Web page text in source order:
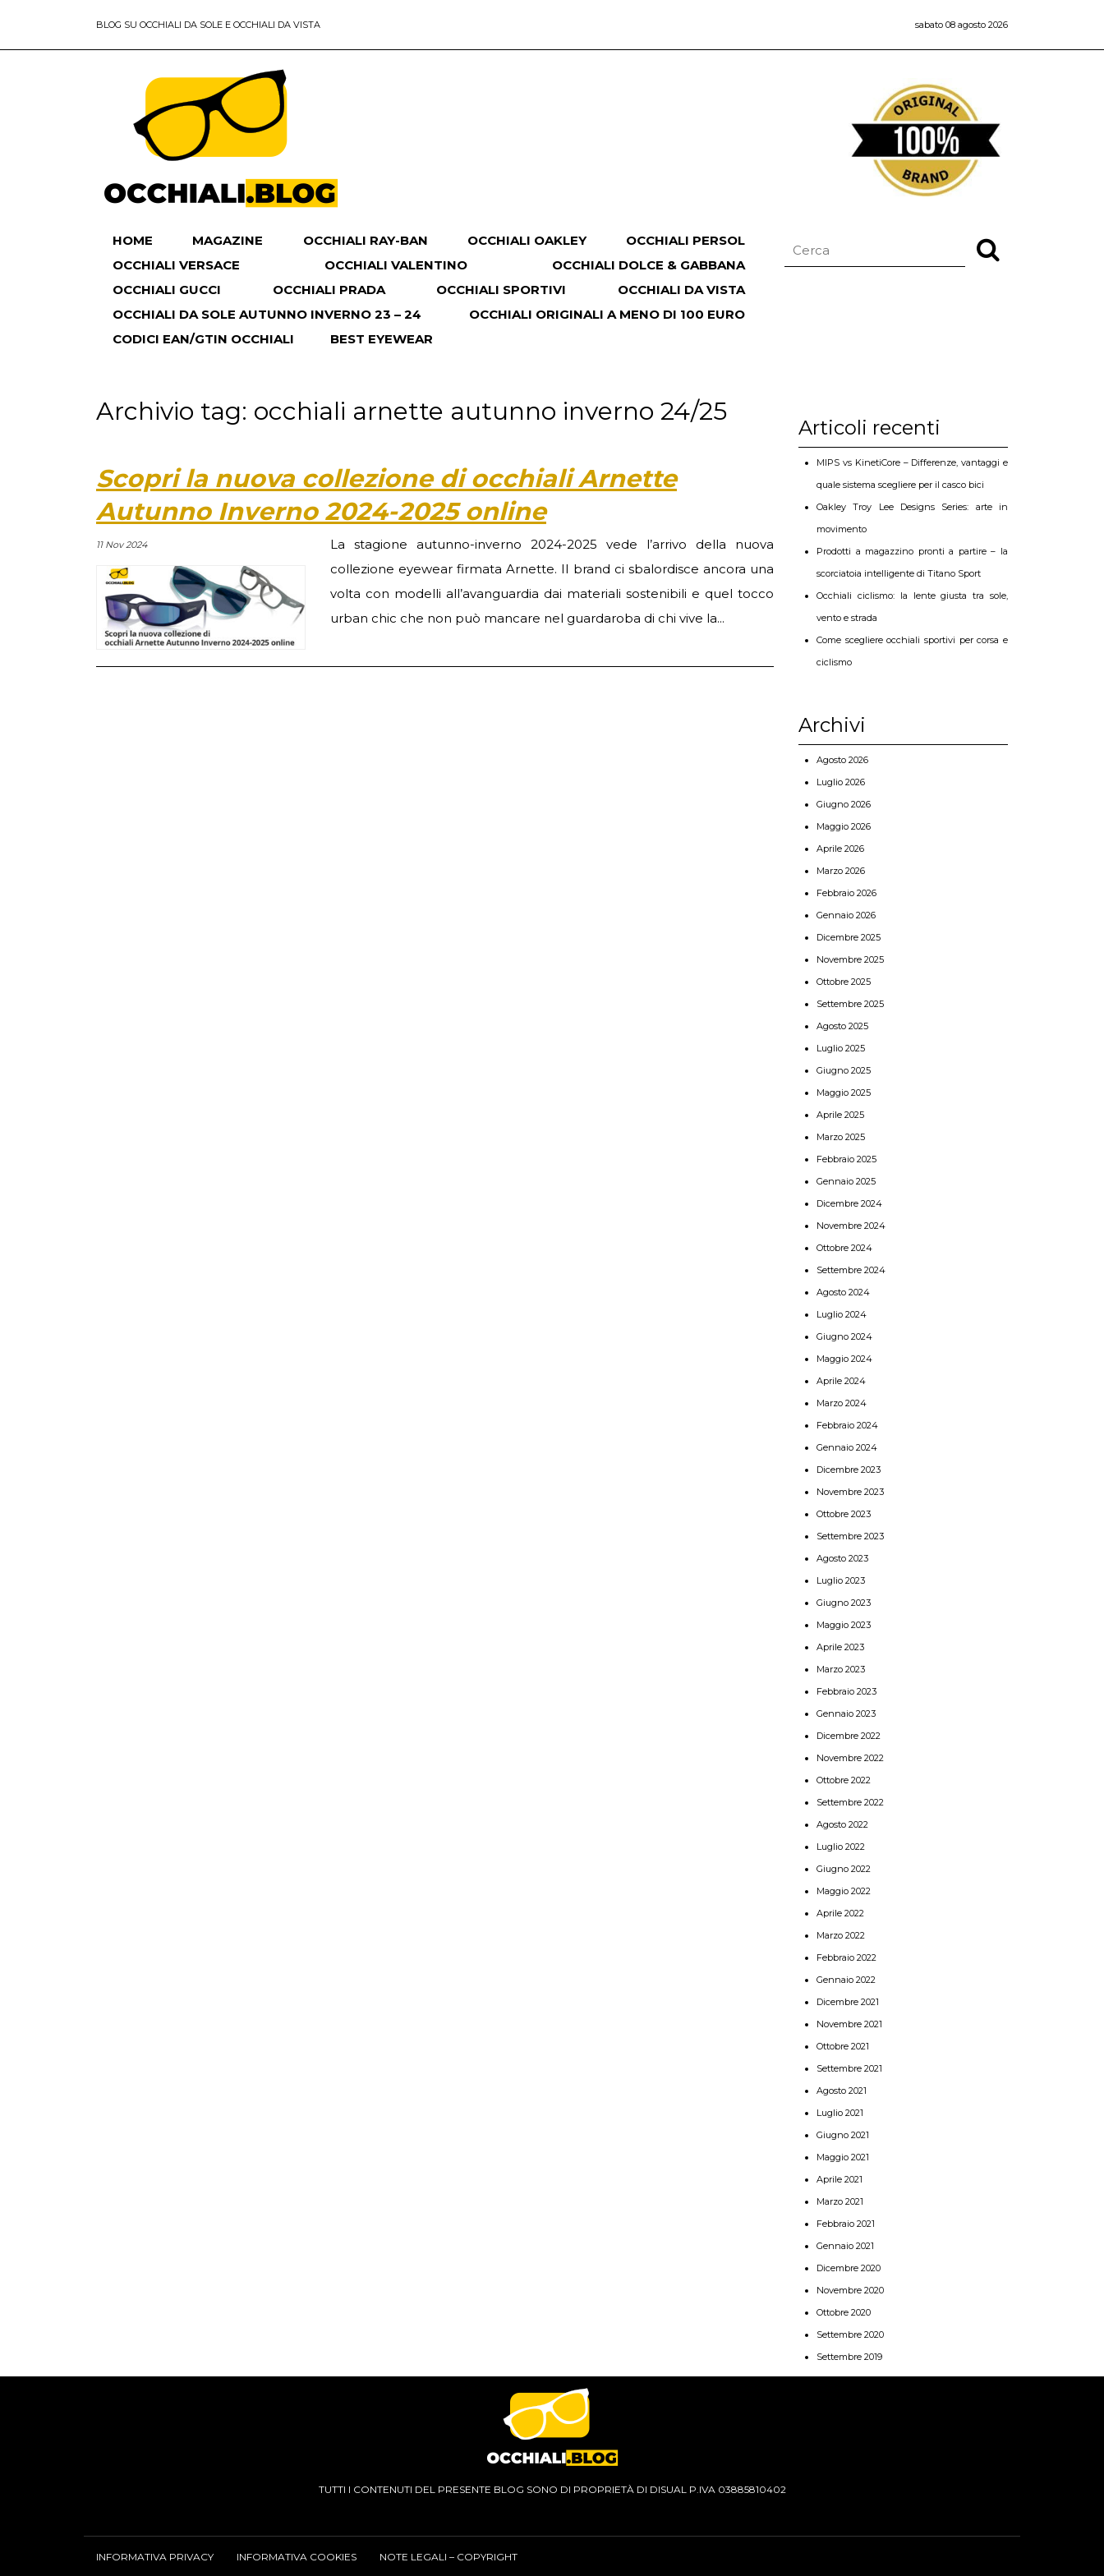
BLOG SU OCCHIALI DA SOLE E OCCHIALI DA VISTA sabato 08 agosto 2026
HOME MAGAZINE OCCHIALI RAY-BAN OCCHIALI OAKLEY
OCCHIALI PERSOL
OCCHIALI VERSACE
OCCHIALI VALENTINO
OCCHIALI DOLCE & GABBANA
OCCHIALI GUCCI
OCCHIALI PRADA OCCHIALI SPORTIVI
OCCHIALI DA VISTA
OCCHIALI DA SOLE AUTUNNO INVERNO 23 – 24
OCCHIALI ORIGINALI A MENO DI 100 EURO
CODICI EAN/GTIN OCCHIALI
BEST EYEWEAR
Archivio tag: occhiali arnette autunno inverno 24/25
Scopri la nuova collezione di occhiali Arnette
Autunno Inverno 2024-2025 online
11 Nov 2024
La stagione autunno-inverno 2024-2025 vede l’arrivo della nuova
collezione eyewear firmata Arnette. Il brand ci sbalordisce ancora una
volta con modelli all’avanguardia dai materiali sostenibili e quel tocco
urban chic che non può mancare nel guardaroba di chi vive la...
Articoli recenti
MIPS vs KinetiCore – Differenze, vantaggi e
quale sistema scegliere per il casco bici
Oakley Troy Lee Designs Series: arte in
movimento
Prodotti a magazzino pronti a partire – la
scorciatoia intelligente di Titano Sport
Occhiali ciclismo: la lente giusta tra sole,
vento e strada
Come scegliere occhiali sportivi per corsa e
ciclismo
Archivi
Agosto 2026
Luglio 2026
Giugno 2026
Maggio 2026
Aprile 2026
Marzo 2026
Febbraio 2026
Gennaio 2026
Dicembre 2025
Novembre 2025
Ottobre 2025
Settembre 2025
Agosto 2025
Luglio 2025
Giugno 2025
Maggio 2025
Aprile 2025
Marzo 2025
Febbraio 2025
Gennaio 2025
Dicembre 2024
Novembre 2024
Ottobre 2024
Settembre 2024
Agosto 2024
Luglio 2024
Giugno 2024
Maggio 2024
Aprile 2024
Marzo 2024
Febbraio 2024
Gennaio 2024
Dicembre 2023
Novembre 2023
Ottobre 2023
Settembre 2023
Agosto 2023
Luglio 2023
Giugno 2023
Maggio 2023
Aprile 2023
Marzo 2023
Febbraio 2023
Gennaio 2023
Dicembre 2022
Novembre 2022
Ottobre 2022
Settembre 2022
Agosto 2022
Luglio 2022
Giugno 2022
Maggio 2022
Aprile 2022
Marzo 2022
Febbraio 2022
Gennaio 2022
Dicembre 2021
Novembre 2021
Ottobre 2021
Settembre 2021
Agosto 2021
Luglio 2021
Giugno 2021
Maggio 2021
Aprile 2021
Marzo 2021
Febbraio 2021
Gennaio 2021
Dicembre 2020
Novembre 2020
Ottobre 2020
Settembre 2020
Settembre 2019
TUTTI I CONTENUTI DEL PRESENTE BLOG SONO DI PROPRIETÀ DI DISUAL P.IVA 03885810402
INFORMATIVA PRIVACY INFORMATIVA COOKIES NOTE LEGALI – COPYRIGHT